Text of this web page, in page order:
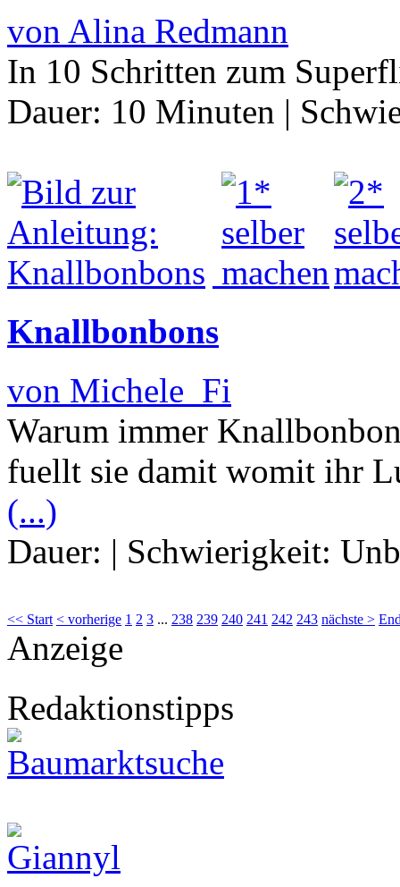
von Alina Redmann
In 10 Schritten zum
Dauer: 10 Minuten |
Knallbonbons
von Michele_Fi
Warum immer
fuellt sie damit womit ihr
(...)
Dauer: | Schwierigkeit:
<< Start < vorherige 1 2 3 ... 238 239 240 241 242 243 nächste >
Anzeige
Redaktionstipps